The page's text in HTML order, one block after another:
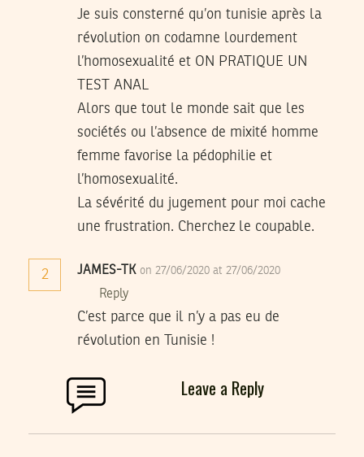
Je suis consterné qu’on tunisie après la
révolution on codamne lourdement
l’homosexualité et ON PRATIQUE UN
TEST ANAL
Alors que tout le monde sait que les
sociétés ou l’absence de mixité homme
femme favorise la pédophilie et
l’homosexualité.
La sévérité du jugement pour moi cache
une frustration. Cherchez le coupable.
2 JAMES-TK on 27/06/2020 at 27/06/2020
Reply
C’est parce que il n’y a pas eu de
révolution en Tunisie !
Leave a Reply